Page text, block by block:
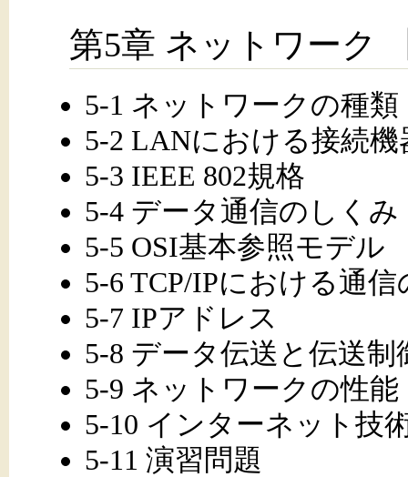
第5章 ネットワーク
5-1 ネットワークの種類
5-2 LANにおける接続
5-3 IEEE 802規格
5-4 データ通信のしくみ
5-5 OSI基本参照モデル
5-6 TCP/IPにおける通
5-7 IPアドレス
5-8 データ伝送と伝送制
5-9 ネットワークの性能
5-10 インターネット技
5-11 演習問題